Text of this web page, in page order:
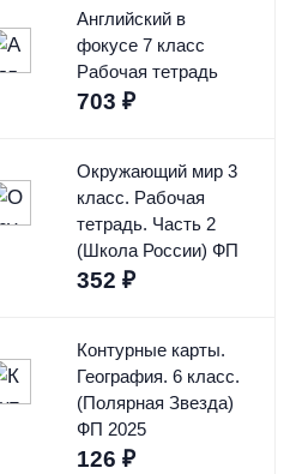
Английский в
фокусе 7 класс
Рабочая тетрадь
703 ₽
Окружающий мир 3
класс. Рабочая
тетрадь. Часть 2
(Школа России) ФП
352 ₽
Контурные карты.
География. 6 класс.
(Полярная Звезда)
ФП 2025
126 ₽